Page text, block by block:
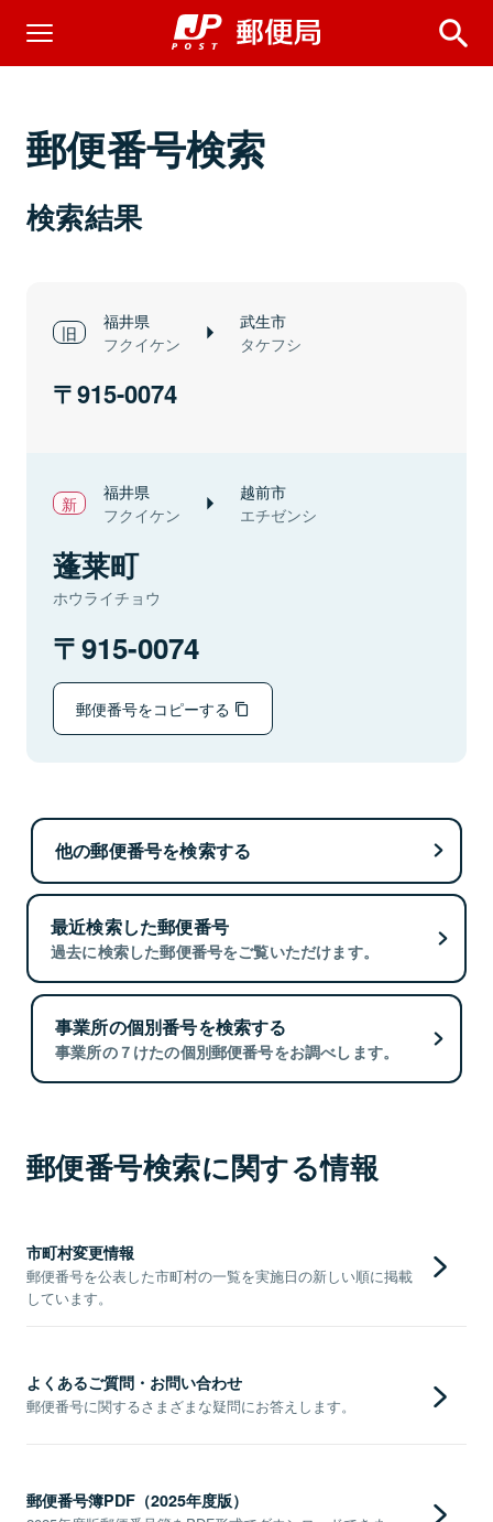
郵便番号検索
検索結果
福井県
フクイケン
武生市
タケフシ
915-0074
福井県
フクイケン
越前市
エチゼンシ
蓬莱町
ホウライチョウ
915-0074
郵便番号をコピーする
他の郵便番号を検索する
最近検索した郵便番号
過去に検索した郵便番号をご覧いただけます。
事業所の個別番号を検索する
事業所の７けたの個別郵便番号をお調べします。
郵便番号検索に関する情報
市町村変更情報
郵便番号を公表した市町村の一覧を実施日の新しい順に掲載
しています。
よくあるご質問・お問い合わせ
郵便番号に関するさまざまな疑問にお答えします。
郵便番号簿PDF（2025年度版）